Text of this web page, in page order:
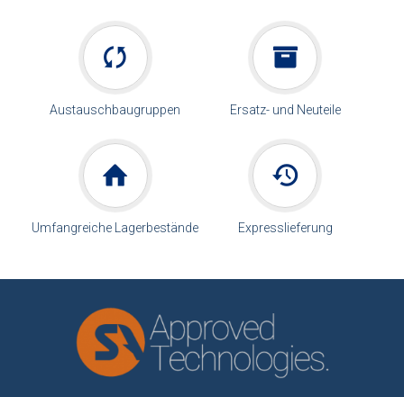
Austauschbaugruppen Ersatz- und Neuteile
Umfangreiche Lagerbestände Expresslieferung